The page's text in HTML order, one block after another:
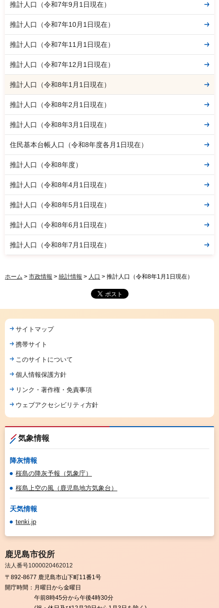
推計人口（令和7年9月1日現在）
推計人口（令和7年10月1日現在）
推計人口（令和7年11月1日現在）
推計人口（令和7年12月1日現在）
推計人口（令和8年1月1日現在）
推計人口（令和8年2月1日現在）
推計人口（令和8年3月1日現在）
住民基本台帳人口（令和8年度各月1日現在）
推計人口（令和8年度）
推計人口（令和8年4月1日現在）
推計人口（令和8年5月1日現在）
推計人口（令和8年6月1日現在）
推計人口（令和8年7月1日現在）
ホーム > 市政情報 > 統計情報 > 人口 > 推計人口（令和8年1月1日現在）
サイトマップ
携帯サイト
このサイトについて
個人情報保護方針
リンク・著作権・免責事項
ウェブアクセシビリティ方針
気象情報
降灰情報
桜島の降灰予報（気象庁）
桜島上空の風（鹿児島地方気象台）
天気情報
tenki.jp
鹿児島市役所
法人番号1000020462012
〒892-8677 鹿児島市山下町11番1号
開庁時間： 月曜日から金曜日
午前8時45分から午後4時30分